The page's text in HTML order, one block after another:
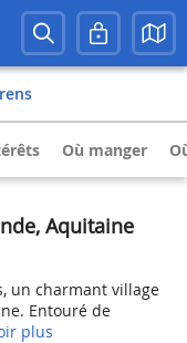
Où manger
Aquitaine
un charmant village
Entouré de
plus